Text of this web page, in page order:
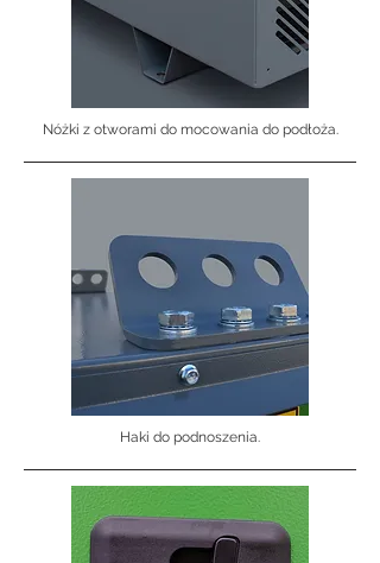
Nóżki z otworami do mocowania do podłoża.
Haki do podnoszenia.